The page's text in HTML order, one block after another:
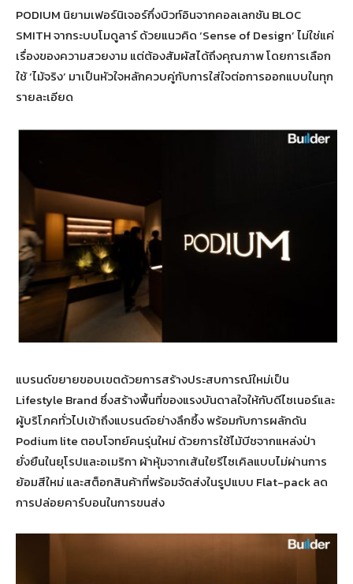
PODIUM นิยามเฟอร์นิเจอร์กึ่งบิวท์อินจากคอลเลกชัน BLOC
SMITH จากระบบโมดูลาร์ ด้วยแนวคิด ‘Sense of Design’ ไม่ใช่แค่
เรื่องของความสวยงาม แต่ต้องสัมผัสได้ถึงคุณภาพ โดยการเลือก
ใช้ ‘ไม้จริง’ มาเป็นหัวใจหลักควบคู่กับการใส่ใจต่อการออกแบบในทุก
รายละเอียด
แบรนด์ขยายขอบเขตด้วยการสร้างประสบการณ์ใหม่เป็น
Lifestyle Brand ซึ่งสร้างพื้นที่ของแรงบันดาลใจให้กับดีไซเนอร์และ
ผู้บริโภคทั่วไปเข้าถึงแบรนด์อย่างลึกซึ้ง พร้อมกับการผลักดัน
Podium lite ตอบโจทย์คนรุ่นใหม่ ด้วยการใช้ไม้บีชจากแหล่งป่า
ยั่งยืนในยุโรปและอเมริกา ผ้าหุ้มจากเส้นใยรีไซเคิลแบบไม่ผ่านการ
ย้อมสีใหม่ และสต็อกสินค้าที่พร้อมจัดส่งในรูปแบบ Flat-pack ลด
การปล่อยคาร์บอนในการขนส่ง